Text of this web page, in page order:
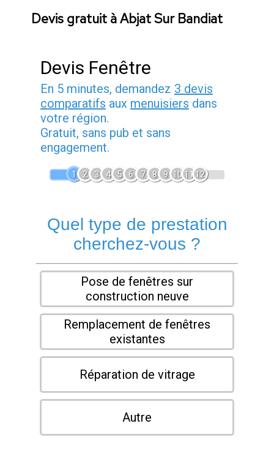
Devis gratuit à Abjat Sur Bandiat
Devis Fenêtre
En 5 minutes, demandez 3 devis
comparatifs aux menuisiers dans
votre région.
Gratuit, sans pub et sans
engagement.
1 2 3 4 5 6 7 8 9 1011 12
Quel type de prestation
cherchez-vous ?
Pose de fenêtres sur
construction neuve
Remplacement de fenêtres
existantes
Réparation de vitrage
Autre